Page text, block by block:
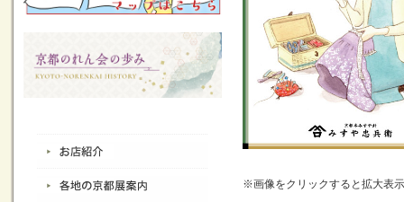
※画像をクリックすると拡大表